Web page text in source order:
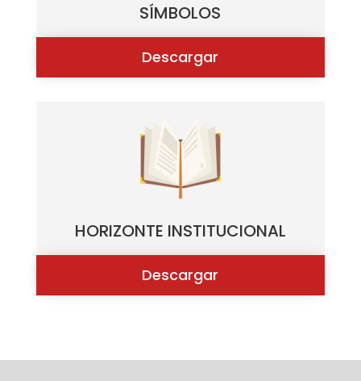
SÍMBOLOS
Descargar
HORIZONTE INSTITUCIONAL
Descargar